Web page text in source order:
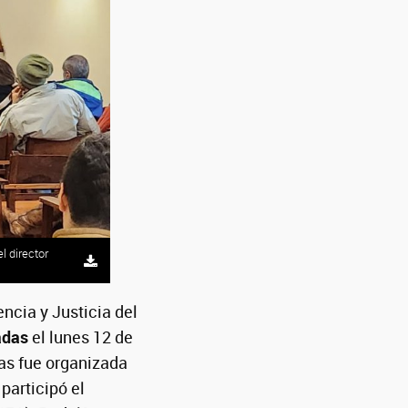
director
Sociales
y Justicia del
el lunes 12 de
fue organizada
participó el